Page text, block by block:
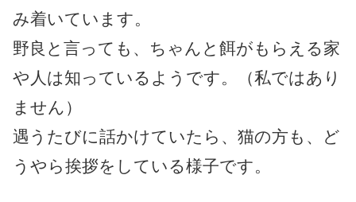
み着いています。
野良と言っても、ちゃんと餌がもらえる家
や人は知っているようです。（私ではあり
ません）
遇うたびに話かけていたら、猫の方も、ど
うやら挨拶をしている様子です。